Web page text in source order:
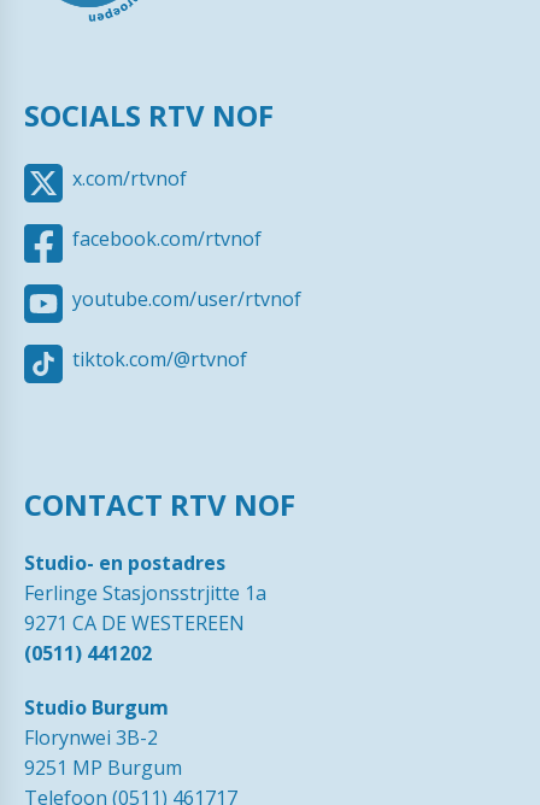
SOCIALS RTV NOF
x.com/rtvnof
facebook.com/rtvnof
youtube.com/user/rtvnof
tiktok.com/@rtvnof
CONTACT RTV NOF
Studio- en postadres
Ferlinge Stasjonsstrjitte 1a
9271 CA DE WESTEREEN
(0511) 441202
Studio Burgum
Florynwei 3B-2
9251 MP Burgum
Telefoon (0511) 461717